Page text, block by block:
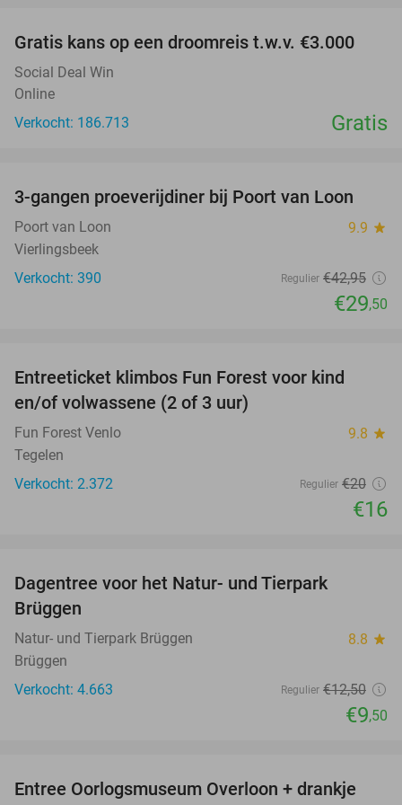
Gratis kans op een droomreis t.w.v. €3.000
Social Deal Win
Online
Verkocht: 186.713
Gratis
31%
3-gangen proeverijdiner bij Poort van Loon
Poort van Loon 9.9 star
Vierlingsbeek
Verkocht: 390
Regulier €42,95
€29,50
Entreeticket klimbos Fun Forest voor kind
en/of volwassene (2 of 3 uur)
Fun Forest Venlo 9.8 star
Tegelen
Verkocht: 2.372
Regulier €20
€16
Dagentree voor het Natur- und Tierpark
Brüggen
Natur- und Tierpark Brüggen 8.8 star
Brüggen
Verkocht: 4.663
Regulier €12,50
€9,50
15%
Entree Oorlogsmuseum Overloon + drankje